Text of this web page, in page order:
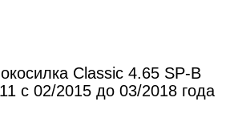
Classic 4.65 SP-B
с 02/2015 до 03/2018 года